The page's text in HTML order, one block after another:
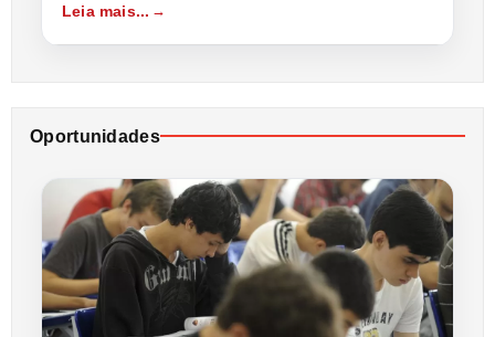
Leia mais...
Oportunidades